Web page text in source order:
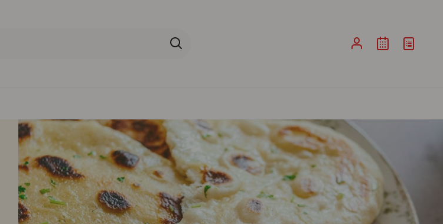
serão exibidos aqui ou na página de Pesquisa ao submeter a sua pesquisa